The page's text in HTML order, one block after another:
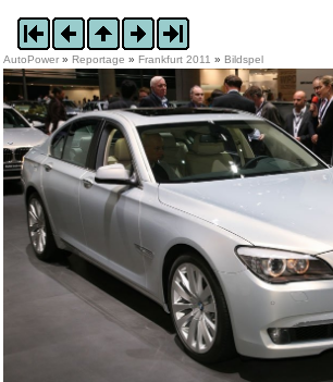
AutoPower » Reportage » Frankfurt 2011 » Bildspel